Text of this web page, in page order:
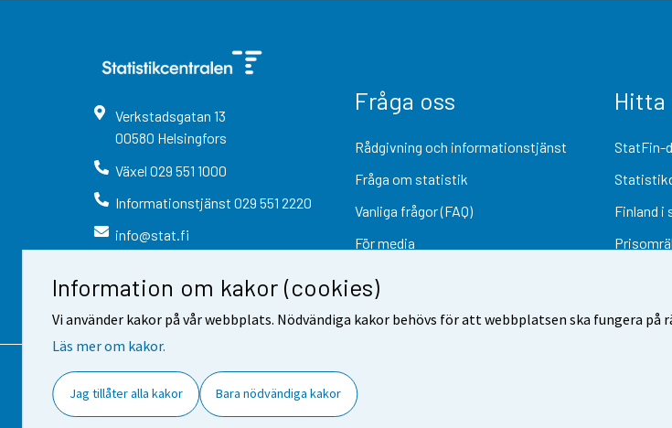
Information om kakor (cookies)
Vi använder kakor på vår webbplats. Nödvändiga kakor behövs för att webbplatsen ska fungera
Läs mer om kakor.
Jag tillåter alla kakor Bara nödvändiga kakor
Verkstadsgatan 13
00580 Helsingfors
Växel 029 551 1000
Informationstjänst 029 551 2220
info@stat.fi
Fråga oss
Rådgivning och informationstjänst
Fråga om statistik
Vanliga frågor (FAQ)
För media
Hitta
StatFin-
Finland i
Kontaktinformation Respons